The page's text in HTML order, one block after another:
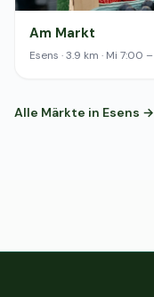
Am Markt
Esens · 3.9 km · Mi 7:00
Alle Märkte in Esens →